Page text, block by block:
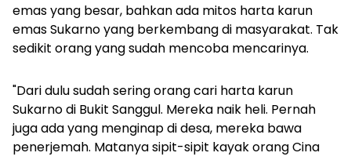
emas yang besar, bahkan ada mitos harta karun
emas Sukarno yang berkembang di masyarakat. Tak
sedikit orang yang sudah mencoba mencarinya.
"Dari dulu sudah sering orang cari harta karun
Sukarno di Bukit Sanggul. Mereka naik heli. Pernah
juga ada yang menginap di desa, mereka bawa
penerjemah. Matanya sipit-sipit kayak orang Cina